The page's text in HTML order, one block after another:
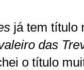
já tem título
das
o título